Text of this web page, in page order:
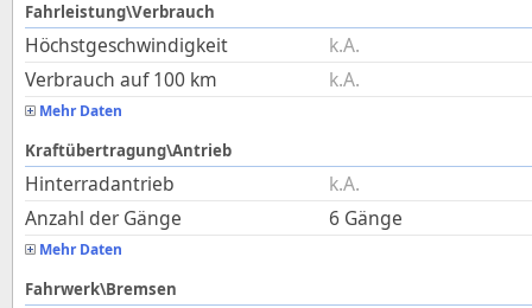
Fahrleistung\Verbrauch
Höchstgeschwindigkeit
k.A.
Verbrauch auf 100 km
k.A.
Mehr Daten
Kraftübertragung\Antrieb
Hinterradantrieb
k.A.
Anzahl der Gänge
6 Gänge
Mehr Daten
Fahrwerk\Bremsen